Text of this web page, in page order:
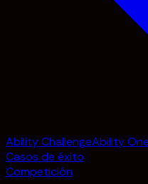
Ability ChallengeAbility One
Casos de éxito
Competición